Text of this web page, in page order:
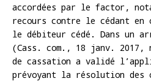
accordées par le factor,
recours contre le cédant en
le débiteur cédé. Dans un
(Cass. com., 18 janv. 2017,
de cassation a validé
prévoyant la résolution des